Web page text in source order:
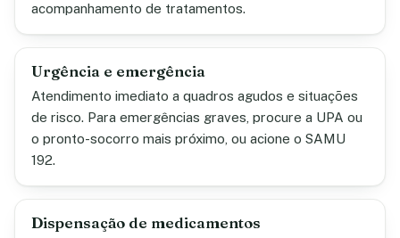
acompanhamento de tratamentos.
Urgência e emergência
Atendimento imediato a quadros agudos e situações
de risco. Para emergências graves, procure a UPA ou
o pronto-socorro mais próximo, ou acione o SAMU
192.
Dispensação de medicamentos